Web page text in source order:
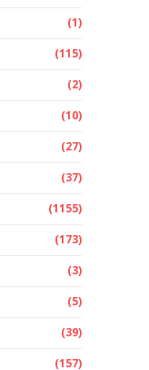
(1)
(115)
(2)
(10)
(27)
(37)
(1155)
(173)
(3)
(5)
(39)
(157)